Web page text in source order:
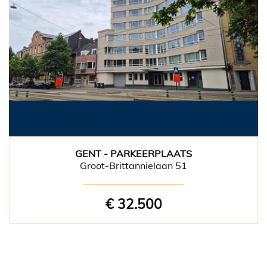
GENT - PARKEERPLAATS
Groot-Brittannielaan 51
€ 32.500